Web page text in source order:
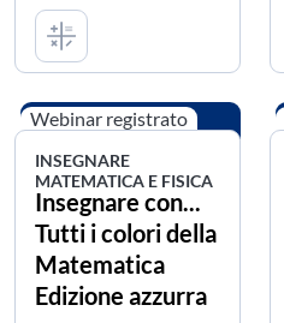
Webinar registrato
INSEGNARE
MATEMATICA E FISICA
Insegnare con...
Tutti i colori della
Matematica
Edizione azzurra